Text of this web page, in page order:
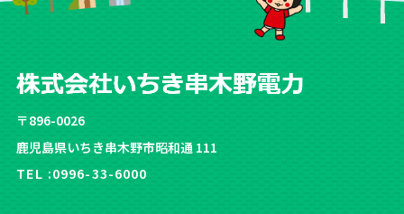
〒896-0026
鹿児島県いちき串木野市昭和通 111
TEL :0996-33-6000